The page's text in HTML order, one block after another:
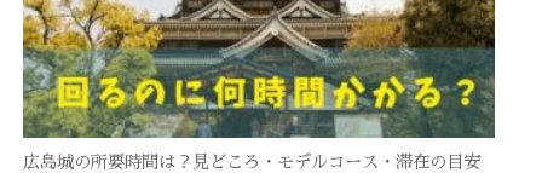
広島城の所要時間は？見どころ・モデルコース・滞在の目安